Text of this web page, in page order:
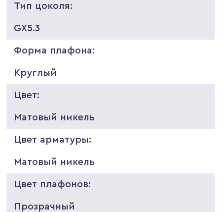
Тип цоколя:
GX5.3
Форма плафона:
Круглый
Цвет:
Матовый никель
Цвет арматуры:
Матовый никель
Цвет плафонов:
Прозрачный